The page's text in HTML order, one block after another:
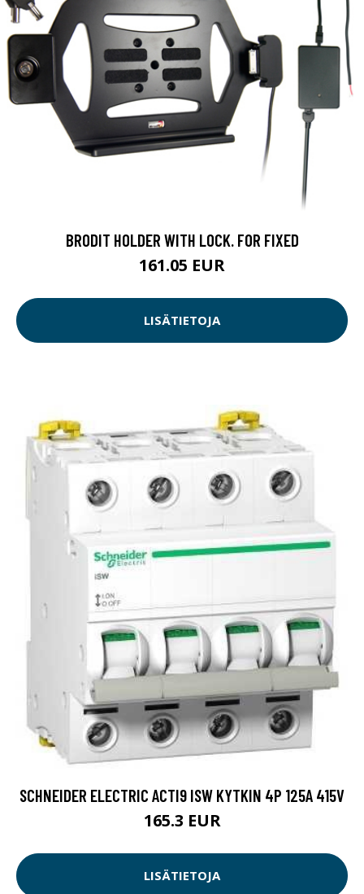
BRODIT HOLDER WITH LOCK. FOR FIXED
161.05 EUR
LISÄTIETOJA
SCHNEIDER ELECTRIC ACTI9 ISW KYTKIN 4P 125A 415V
165.3 EUR
LISÄTIETOJA